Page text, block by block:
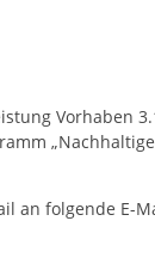
Vorhaben
an folgende E-